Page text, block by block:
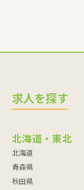
求人を探す
北海道・東北
北海道
青森県
秋田県